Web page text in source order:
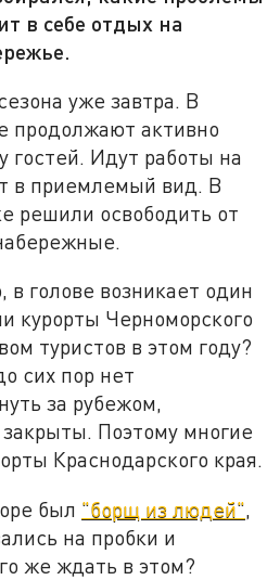
в себе отдых на
уже завтра. В
продолжают активно
гостей. Идут работы на
в приемлемый вид. В
решили освободить от
в голове возникает один
курорты Черноморского
туристов в этом году?
сих пор нет
за рубежом,
Поэтому многие
Краснодарского края.
был "борщ из людей",
на пробки и
же ждать в этом?